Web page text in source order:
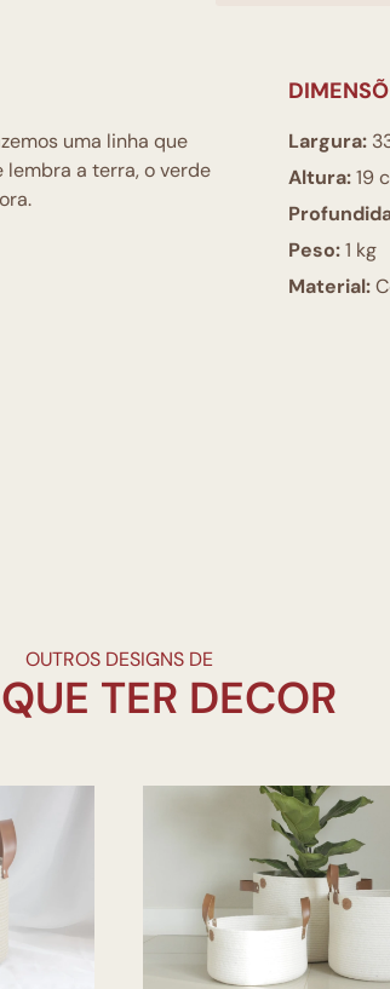
uma linha que
a terra, o verde
Largura:
Altura:19
Peso:1 kg
Material:
OUTROS DESIGNS DE